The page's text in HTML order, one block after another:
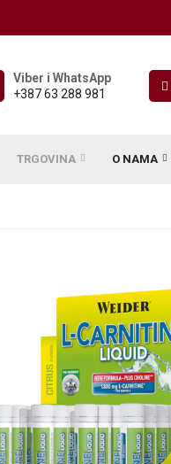
Viber i WhatsApp
+387 63 288 981
TRGOVINA O NAMA